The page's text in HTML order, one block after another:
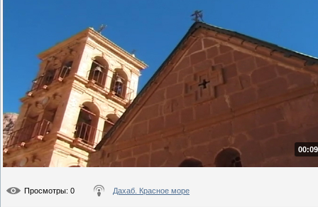
Просмотры: 0 Дахаб. Красное море